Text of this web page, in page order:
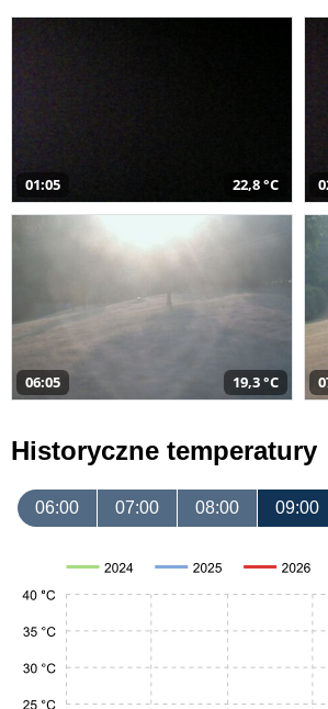
01:05 22,8 °C
06:05 19,3 °C
Historyczne temperatury
06:00 07:00 08:00 09:00